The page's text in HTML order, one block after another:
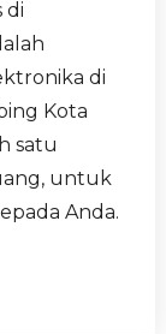
di
di
Kota
satu
untuk
Anda.